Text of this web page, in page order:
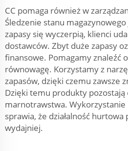
CC pomaga również w
Śledzenie stanu
zapasy się wyczerpią, klienci
dostawców. Zbyt duże zapasy
finansowe. Pomagamy znaleźć
równowagę. Korzystamy z
zapasów, dzięki czemu zawsze
Dzięki temu produkty pozostają
marnotrawstwa. Wykorzystanie
sprawia, że działalność
wydajniej.